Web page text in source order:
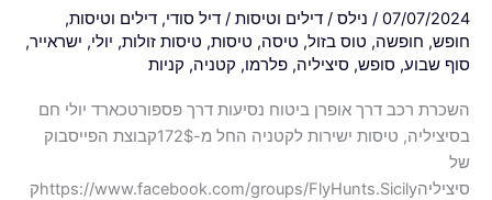
07/07/2024
/ נילס / דילים וטיסות / דיל סודי, דילים וטיסות,
חופש, חופשה, טוס בזול, טיסה, טיסות, טיסות זולות, יולי, ישראייר,
סוף שבוע, סופש, סיציליה, פלרמו, קטניה, קניות
השכרת רכב דרך אופרן ביטוח נסיעות דרך פספורטכארד יולי חם
בסיציליה, טיסות ישירות לקטניה החל מ-172$קבוצת הפייסבוק
של
סיציליהhttps://www.facebook.com/groups/FlyHunts.Sicilyק